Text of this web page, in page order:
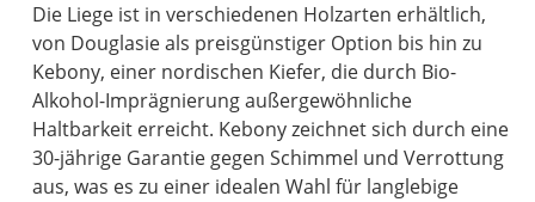
Die Liege ist in verschiedenen Holzarten erhältlich,
von Douglasie als preisgünstiger Option bis hin zu
Kebony, einer nordischen Kiefer, die durch Bio-
Alkohol-Imprägnierung außergewöhnliche
Haltbarkeit erreicht. Kebony zeichnet sich durch eine
30-jährige Garantie gegen Schimmel und Verrottung
aus, was es zu einer idealen Wahl für langlebige